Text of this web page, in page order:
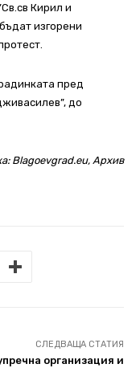
Кирил и
изгорени
пред
до
Blagoevgrad.eu, Архив
СЛЕДВАЩА СТАТИЯ
организация и